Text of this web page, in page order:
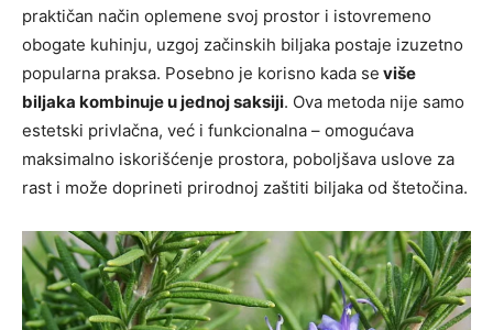
praktičan način oplemene svoj prostor i istovremeno
obogate kuhinju, uzgoj začinskih biljaka postaje izuzetno
popularna praksa. Posebno je korisno kada se više
biljaka kombinuje u jednoj saksiji. Ova metoda nije samo
estetski privlačna, već i funkcionalna – omogućava
maksimalno iskorišćenje prostora, poboljšava uslove za
rast i može doprineti prirodnoj zaštiti biljaka od štetočina.